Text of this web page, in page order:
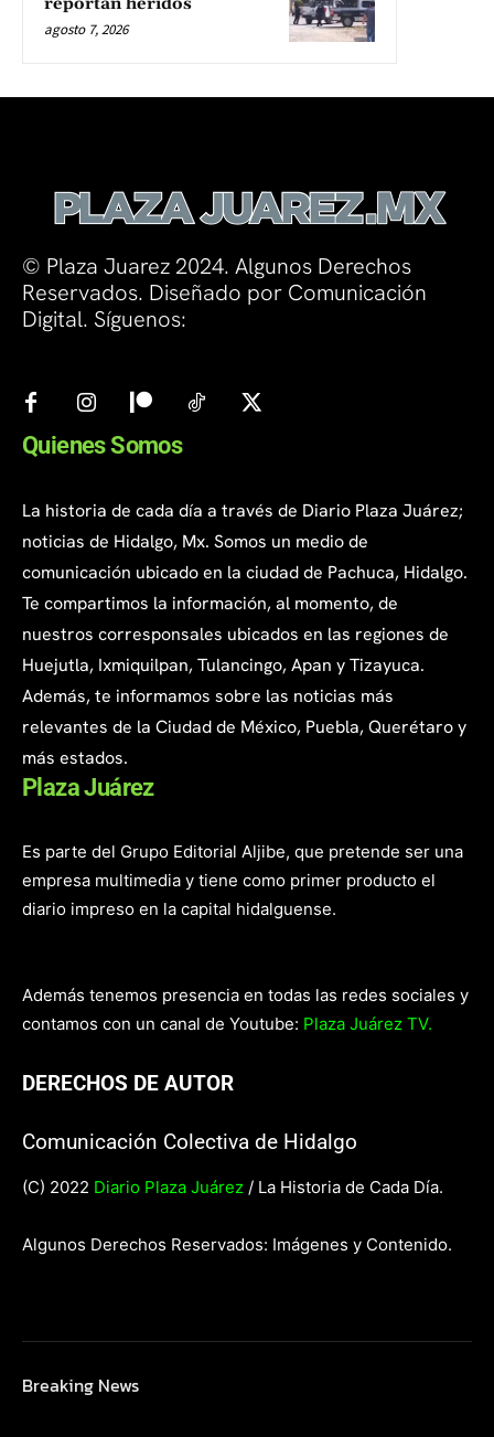
agosto 7, 2026
© Plaza Juarez 2024. Algunos Derechos
Reservados. Diseñado por Comunicación
Digital. Síguenos:
Quienes Somos
La historia de cada día a través de Diario Plaza Juárez;
noticias de Hidalgo, Mx. Somos un medio de
comunicación ubicado en la ciudad de Pachuca, Hidalgo.
Te compartimos la información, al momento, de
nuestros corresponsales ubicados en las regiones de
Huejutla, Ixmiquilpan, Tulancingo, Apan y Tizayuca.
Además, te informamos sobre las noticias más
relevantes de la Ciudad de México, Puebla, Querétaro y
más estados.
Plaza Juárez
Es parte del Grupo Editorial Aljibe, que pretende ser una
empresa multimedia y tiene como primer producto el
diario impreso en la capital hidalguense.
Además tenemos presencia en todas las redes sociales y
contamos con un canal de Youtube: Plaza Juárez TV.
DERECHOS DE AUTOR
Comunicación Colectiva de Hidalgo
(C) 2022 Diario Plaza Juárez / La Historia de Cada Día.
Algunos Derechos Reservados: Imágenes y Contenido.
Breaking News